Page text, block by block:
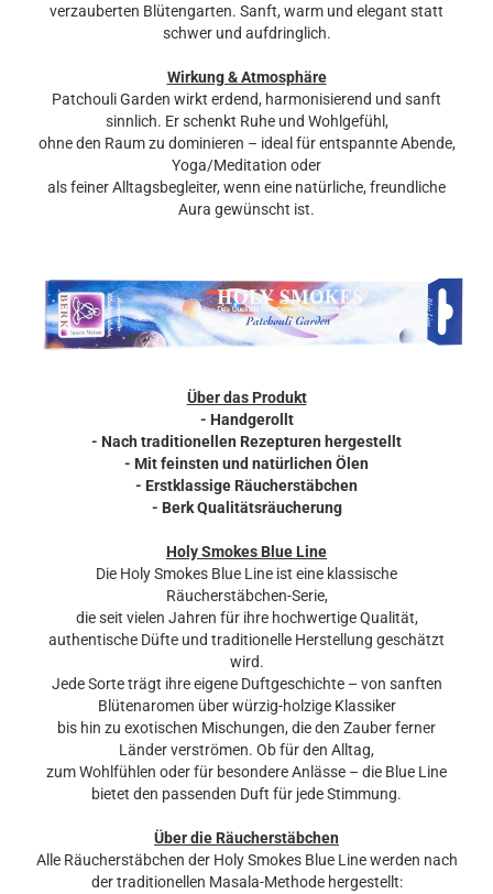
verzauberten Blütengarten. Sanft, warm und elegant statt
schwer und aufdringlich.
Wirkung & Atmosphäre
Patchouli Garden wirkt erdend, harmonisierend und sanft
sinnlich. Er schenkt Ruhe und Wohlgefühl,
ohne den Raum zu dominieren – ideal für entspannte Abende,
Yoga/Meditation oder
als feiner Alltagsbegleiter, wenn eine natürliche, freundliche
Aura gewünscht ist.
Über das Produkt
- Handgerollt
- Nach traditionellen Rezepturen hergestellt
- Mit feinsten und natürlichen Ölen
- Erstklassige Räucherstäbchen
- Berk Qualitätsräucherung
Holy Smokes Blue Line
Die Holy Smokes Blue Line ist eine klassische
Räucherstäbchen-Serie,
die seit vielen Jahren für ihre hochwertige Qualität,
authentische Düfte und traditionelle Herstellung geschätzt
wird.
Jede Sorte trägt ihre eigene Duftgeschichte – von sanften
Blütenaromen über würzig-holzige Klassiker
bis hin zu exotischen Mischungen, die den Zauber ferner
Länder verströmen. Ob für den Alltag,
zum Wohlfühlen oder für besondere Anlässe – die Blue Line
bietet den passenden Duft für jede Stimmung.
Über die Räucherstäbchen
Alle Räucherstäbchen der Holy Smokes Blue Line werden nach
der traditionellen Masala-Methode hergestellt: